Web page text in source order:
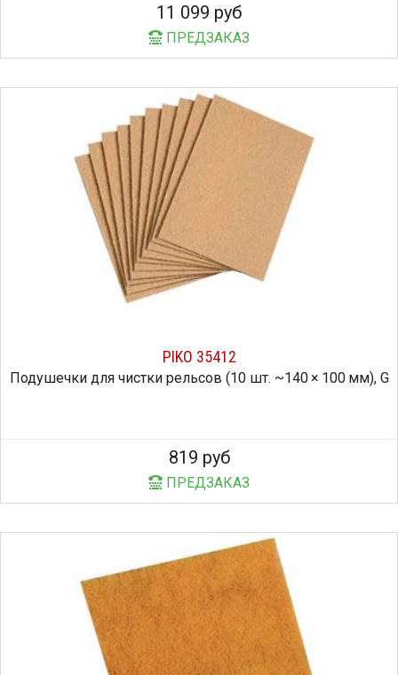
11 099 руб
ПРЕДЗАКАЗ
PIKO 35412
Подушечки для чистки рельсов (10 шт. ~140 × 100 мм), G
819 руб
ПРЕДЗАКАЗ